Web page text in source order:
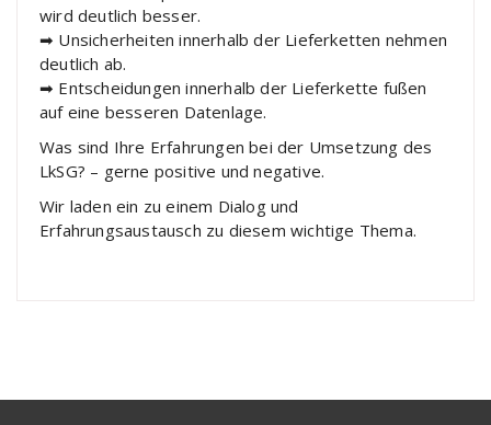
wird deutlich besser.
➡ Unsicherheiten innerhalb der Lieferketten nehmen
deutlich ab.
➡ Entscheidungen innerhalb der Lieferkette fußen
auf eine besseren Datenlage.
Was sind Ihre Erfahrungen bei der Umsetzung des
LkSG? – gerne positive und negative.
Wir laden ein zu einem Dialog und
Erfahrungsaustausch zu diesem wichtige Thema.